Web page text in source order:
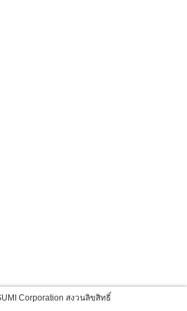
Corporation สงวนลิขสิทธิ์